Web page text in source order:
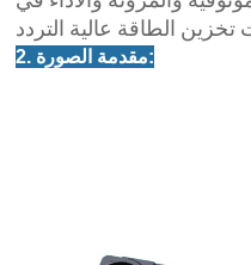
2. مقدمة الصورة: